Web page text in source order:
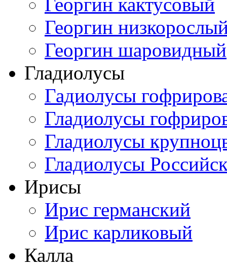
Георгин
Георгин шаровидный
Гладиолусы
Гадиолусы
Гладиолусы
Гладиолусы
Гладиолусы
Ирисы
Ирис германский
Ирис карликовый
Калла